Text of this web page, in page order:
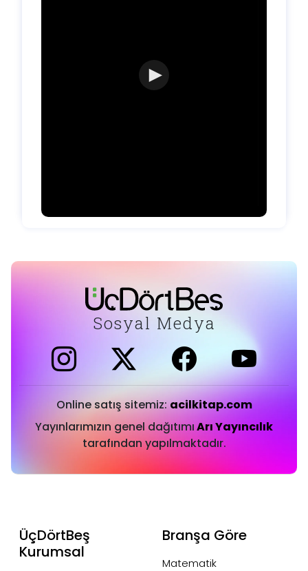
Sosyal Medya
Online satış sitemiz:acilkitap.com
Yayınlarımızın genel dağıtımıArı Yayıncılık
tarafından yapılmaktadır.
ÜçDörtBeş
Kurumsal
Branşa Göre
Matematik